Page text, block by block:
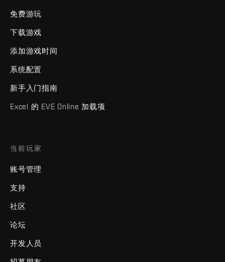
免费游玩
下载游戏
添加游戏时间
系统配置
新手入门指南
Excel 的 EVE Online 加载项
当前玩家
账号管理
支持
社区
论坛
开发人员